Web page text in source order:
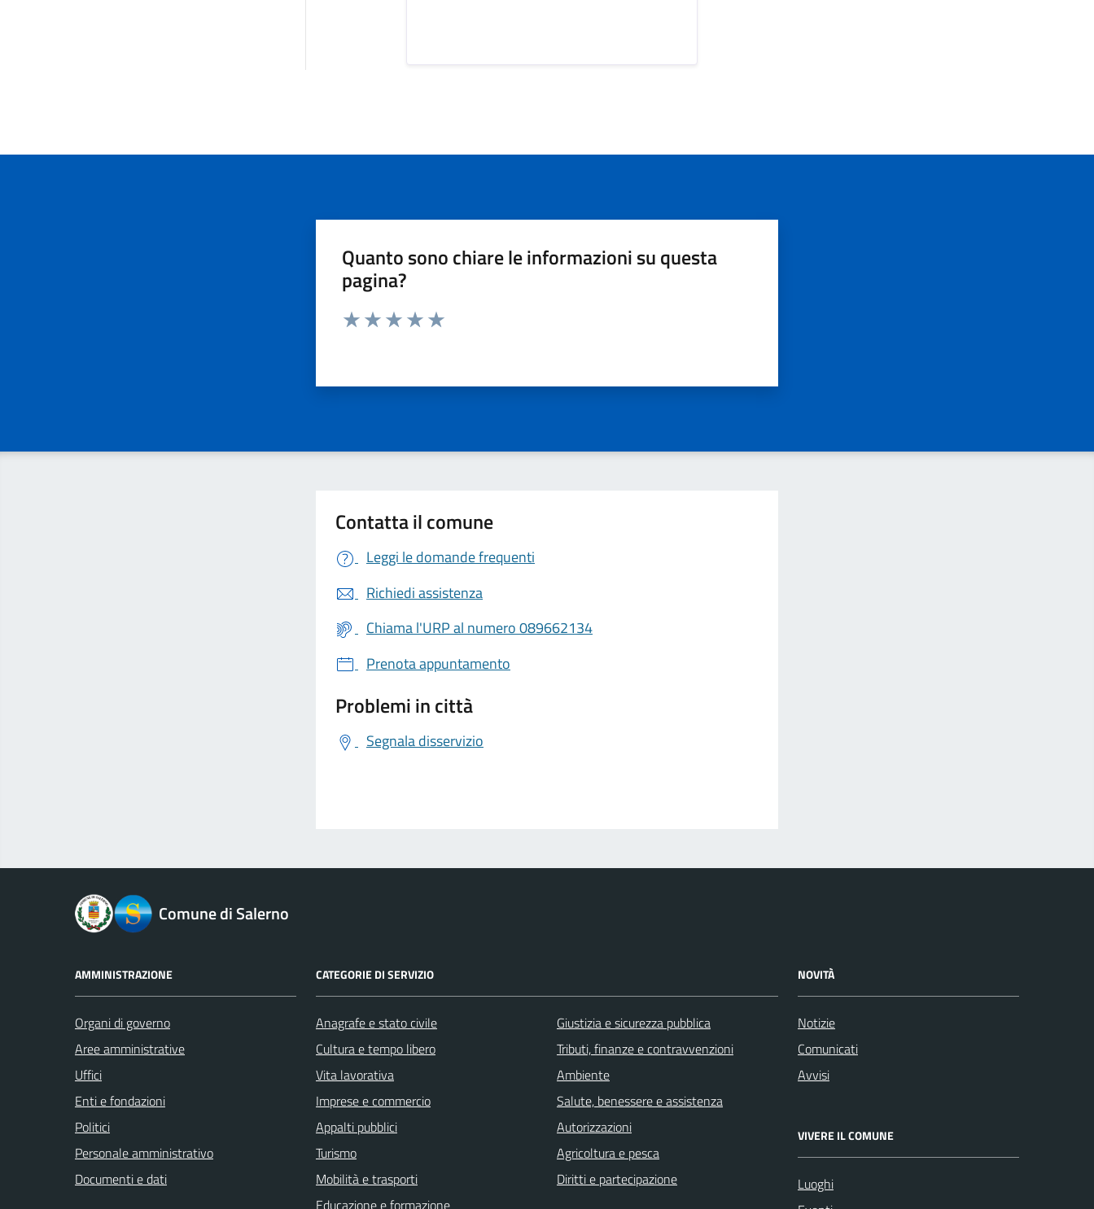
Quanto sono chiare le informazioni su questa
pagina?
Valuta da 1 a 5 stelle la pagina
Contatta il comune
Leggi le domande frequenti
Richiedi assistenza
Chiama l'URP al numero 089662134
Prenota appuntamento
Problemi in città
Segnala disservizio
logo Unione EuropeaComune di Salerno
AMMINISTRAZIONE
Organi di governo
Aree amministrative
Uffici
Enti e fondazioni
Politici
Personale amministrativo
Documenti e dati
CATEGORIE DI SERVIZIO
Anagrafe e stato civile
Cultura e tempo libero
Vita lavorativa
Imprese e commercio
Appalti pubblici
Turismo
Mobilità e trasporti
Educazione e formazione
Giustizia e sicurezza pubblica
Tributi, finanze e contravvenzioni
Ambiente
Salute, benessere e assistenza
Autorizzazioni
Agricoltura e pesca
Diritti e partecipazione
NOVITÀ
Notizie
Comunicati
Avvisi
VIVERE IL COMUNE
Luoghi